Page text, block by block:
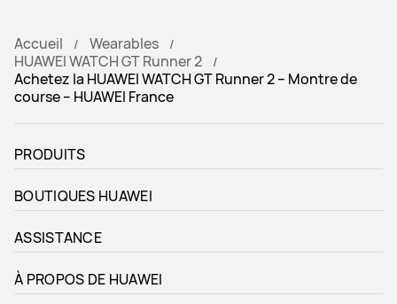
Accueil
Wearables
HUAWEI WATCH GT Runner 2
Achetez la HUAWEI WATCH GT Runner 2 – Montre de
course – HUAWEI France
PRODUITS
BOUTIQUES HUAWEI
ASSISTANCE
À PROPOS DE HUAWEI